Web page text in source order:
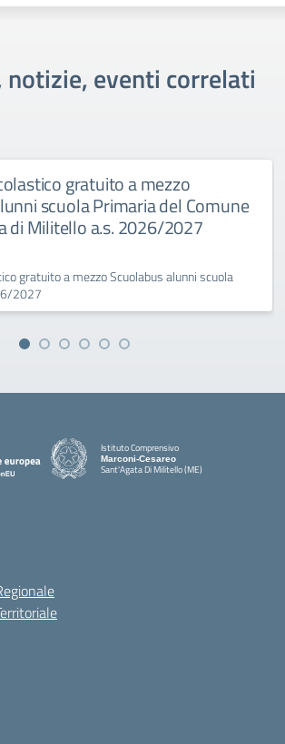
notizie, eventi correlati
gratuito a mezzo
scuola Primaria del Comune
di Militello a.s. 2026/2027
gratuito a mezzo Scuolabus alunni scuola
2027
Istituto Comprensivo
Marconi-Cesareo
Sant'Agata Di Militello (ME)
— Visita la pagina iniziale della scuola